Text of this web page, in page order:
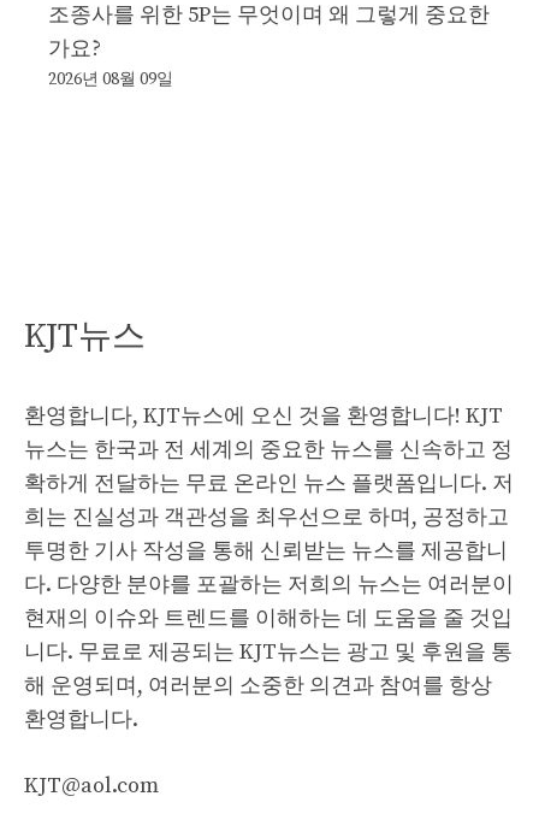
조종사를 위한 5P는 무엇이며 왜 그렇게 중요한
가요?
2026년 08월 09일
KJT뉴스
환영합니다, KJT뉴스에 오신 것을 환영합니다! KJT
뉴스는 한국과 전 세계의 중요한 뉴스를 신속하고 정
확하게 전달하는 무료 온라인 뉴스 플랫폼입니다. 저
희는 진실성과 객관성을 최우선으로 하며, 공정하고
투명한 기사 작성을 통해 신뢰받는 뉴스를 제공합니
다. 다양한 분야를 포괄하는 저희의 뉴스는 여러분이
현재의 이슈와 트렌드를 이해하는 데 도움을 줄 것입
니다. 무료로 제공되는 KJT뉴스는 광고 및 후원을 통
해 운영되며, 여러분의 소중한 의견과 참여를 항상
환영합니다.
KJT@aol.com